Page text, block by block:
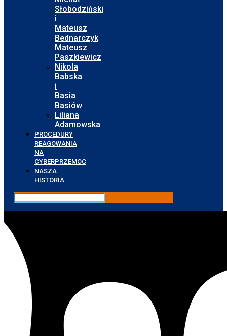
Słobodziński
i
Mateusz
Bednarczyk
Mateusz
Paszkiewicz
Nikola
Babska
i
Basia
Basiów
Liliana
Adamowska
PROCEDURY
REAGOWANIA
NA
CYBERPRZEMOC
NASZA
HISTORIA